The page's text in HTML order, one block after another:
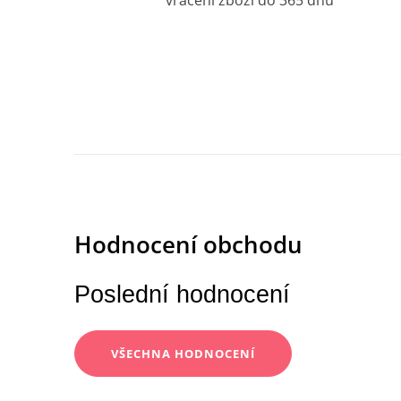
Poslední hodnocení
VŠECHNA HODNOCENÍ